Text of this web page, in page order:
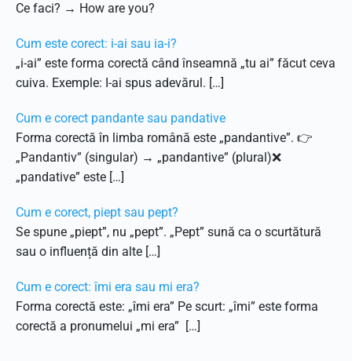
Ce faci? → How are you?
Cum este corect: i-ai sau ia-i?
„i-ai” este forma corectă când înseamnă „tu ai” făcut ceva
cuiva. Exemple: I-ai spus adevărul. […]
Cum e corect pandante sau pandative
Forma corectă în limba română este „pandantive”. 👉
„Pandantiv” (singular) → „pandantive” (plural)❌
„pandative” este […]
Cum e corect, piept sau pept?
Se spune „piept”, nu „pept”. „Pept” sună ca o scurtătură
sau o influență din alte […]
Cum e corect: îmi era sau mi era?
Forma corectă este: „îmi era” Pe scurt: „îmi” este forma
corectă a pronumelui „mi era” […]